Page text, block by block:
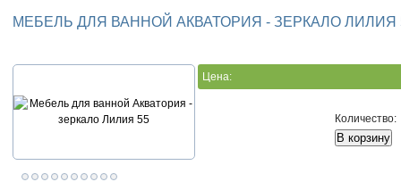
МЕБЕЛЬ ДЛЯ ВАННОЙ АКВАТОРИЯ - ЗЕРКАЛО ЛИЛИЯ
Цена:
Количество: